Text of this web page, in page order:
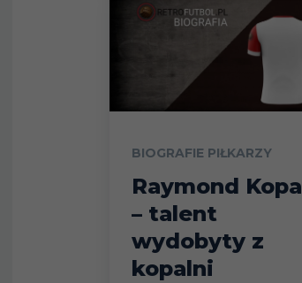
BIOGRAFIE PIŁKARZY
Raymond Kopa
– talent
wydobyty z
kopalni